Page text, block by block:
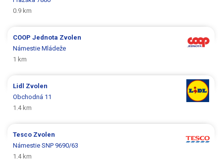
0.9 km
COOP Jednota Zvolen
Námestie Mládeže
1 km
Lidl Zvolen
Obchodná 11
1.4 km
Tesco Zvolen
Námestie SNP 9690/63
1.4 km